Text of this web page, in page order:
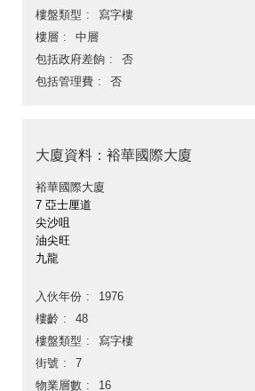
樓盤類型
寫字樓
樓層
中層
包括政府差餉
否
包括管理費
否
大廈資料：裕華國際大廈
裕華國際大廈
7 亞士厘道
尖沙咀
油尖旺
九龍
入伙年份
1976
樓齡
48
樓盤類型
寫字樓
街號
7
物業層數
16